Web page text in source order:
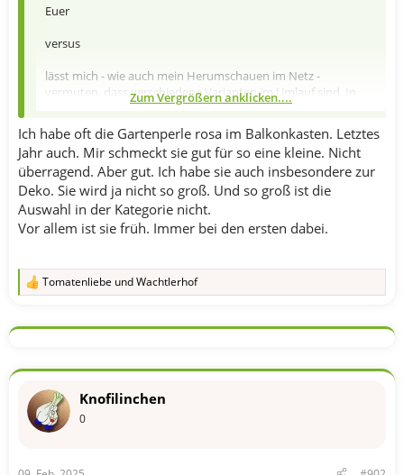
Euer
versus
lässt mich - wie auch mein Herumschauen im Netz -
vermuten, dass verschiedene Varianten im Umlauf sind. In
manchen Beiträgen wurde behauptet, es wäre eine DDR-Sorte
meinten, es wäre eine russische Sorte. Das würde auch die
verschiedenen Angaben zur Süße und teils auch ihrer Länge
erklären.
Dan hoffe ich mal, dass das Beutelchen im Supermarkt die
"gute" Sorte enthält, werde es besorgen und ausprobieren.
Mehr als schief gehen kann's ja nicht.
Zum Vergrößern anklicken....
Ich habe oft die Gartenperle rosa im Balkonkasten. Letztes
Jahr auch. Mir schmeckt sie gut für so eine kleine. Nicht
überragend. Aber gut. Ich habe sie auch insbesondere zur
Deko. Sie wird ja nicht so groß. Und so groß ist die
Auswahl in der Kategorie nicht.
Vor allem ist sie früh. Immer bei den ersten dabei.
R
k
o
e
n
Tomatenliebe undWachtlerhof
Knofilinchen
0